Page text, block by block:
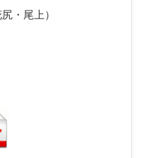
・尾上）